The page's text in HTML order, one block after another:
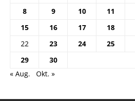
8
9 10 11
15
16 17 18
22
23 24 25
29
30
« Aug.
Okt. »